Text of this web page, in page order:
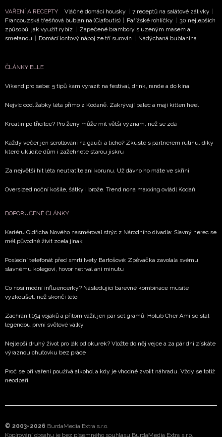
potvrzujete, že jste se seznámili se
Zásadami
ochrany soukromí- BurdaMedia Extra s.r.o. bude s
Vašimi údaji pracovat zejména k organizaci a
vyhodnocení akce a zasílání novinek.
zpracováním údajů k tomuto účelu podle Zásad ochrany
VAŘENÍ A RECEPTY Vláčné domácí housky | 7 receptů na salátové zálivky |
Francouzská třešňová bublanina (Clafoutis) | Pařížské rohlíčky | 30 nejlepších
způsobů, jak využít rybíz | Zapečené brambory s uzeným masem a
smetanou | Domácí iontový nápoj ze tří surovin | Nadýchaná bublanina
ČLÁNKY ELLE
Víkend pro sebe: 5 tipů kam vyrazit na festival, drink, rande a do kina
Nejvíc cool žabky léta přímo z Kodaně. Zakrývají palec a mají kitten heel
Kreatin po třicítce? Pro ženy může mít větší význam, než se zdá
Každý večer jen scrollování na gauči a ticho? Zkuste s partnerem rutinu, díky
které uklidíte dům i zažehnete starou jiskru
Za největší hit léta neutratíte ani korunu. Už dávno ho máte ve skříni
Oversized noční košile, šátky i brože. Trend nona maxxing ovládl Kodaň
DOPORUČENÉ ČLÁNKY
Kariéru Oldřicha Nového nasměroval strýc z Národního divadla: Slavný herec se
měl původně živit zcela jinak
Poslední telefonát před smrtí Ivety Bartošové: Zpěvačka zavolala svému
slavnému kolegovi, hovor netrval ani minutu
Co nosí módní influencerky? Následující barevné kombinace musíte
vyzkoušet, než skončí léto
Zachránil 194 vojáků a přitom vážil jen pár set gramů. Holub Cher Ami se stal
legendou první světové války
Nejlepší druhý život pro lák od okurek? Vložte do něj vejce a za pár dní získáte
výraznou chuťovku bez práce
Proč se při vaření používá alkohol a kdy je vhodné zvolit náhradu. Vždy se totiž
neodpaří
© 2003-2026 BurdaMedia Extra s.r.o.
Kopírování obsahu je bez písemného souhlasu BurdaMedia Extra s.r.o.